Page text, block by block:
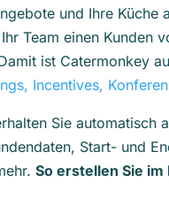
und Ihre Küche
Team einen Kunden
ist Catermonkey
Incentives,
Sie automatisch
Start- und
So erstellen Sie